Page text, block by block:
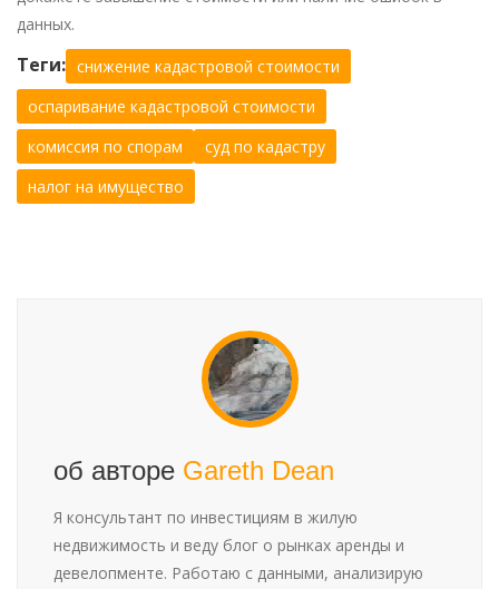
данных.
Теги: снижение кадастровой стоимости
оспаривание кадастровой стоимости
комиссия по спорам
суд по кадастру
налог на имущество
об авторе Gareth Dean
Я консультант по инвестициям в жилую
недвижимость и веду блог о рынках аренды и
девелопменте. Работаю с данными, анализирую